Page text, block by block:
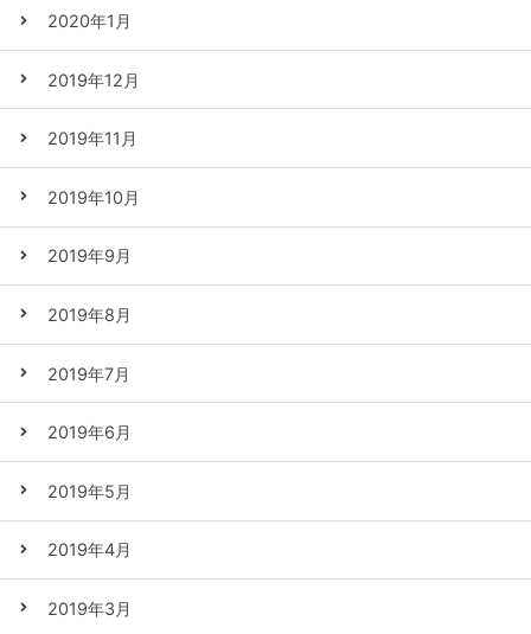
2020年1月
2019年12月
2019年11月
2019年10月
2019年9月
2019年8月
2019年7月
2019年6月
2019年5月
2019年4月
2019年3月